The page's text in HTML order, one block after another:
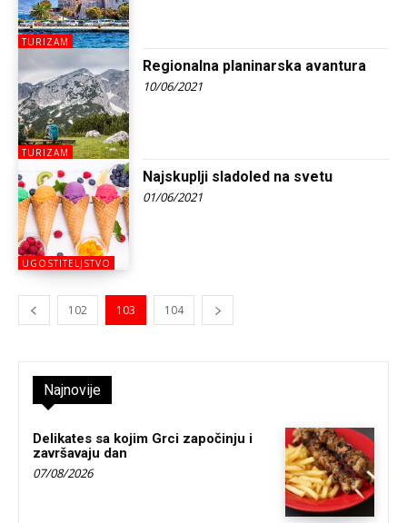
TURIZAM
TURIZAM
Regionalna planinarska avantura
10/06/2021
UGOSTITELJSTVO
Najskuplji sladoled na svetu
01/06/2021
102 103 104
Najnovije
Delikates sa kojim Grci započinju i
završavaju dan
07/08/2026